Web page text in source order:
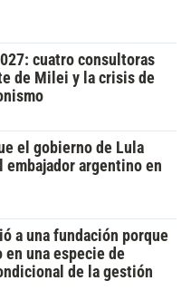
cuatro consultoras
de Milei y la crisis de
el gobierno de Lula
argentino en
a una fundación porque
en una especie de
de la gestión